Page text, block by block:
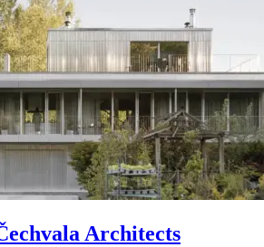
Architects